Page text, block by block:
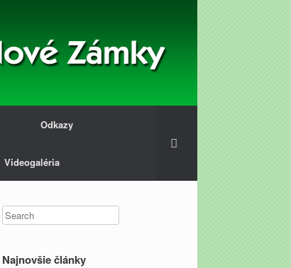
Odkazy
Videogaléria
Najnovšie články